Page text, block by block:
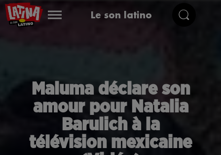
Le son latino
Maluma déclare son
amour pour Natalia
Barulich à la
télévision mexicaine